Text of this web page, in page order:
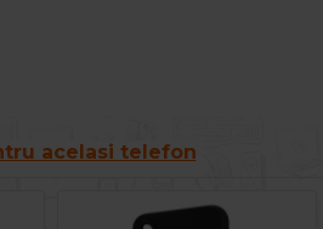
acelasi telefon